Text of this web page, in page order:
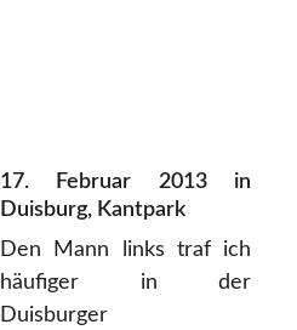
17. Februar 2013 in
Duisburg, Kantpark
Den Mann links traf ich
häufiger in der
Duisburger